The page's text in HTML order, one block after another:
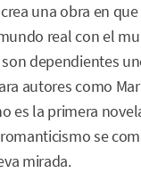
una obra en
real con el
dependientes
autores como
es la primera
se
mirada.